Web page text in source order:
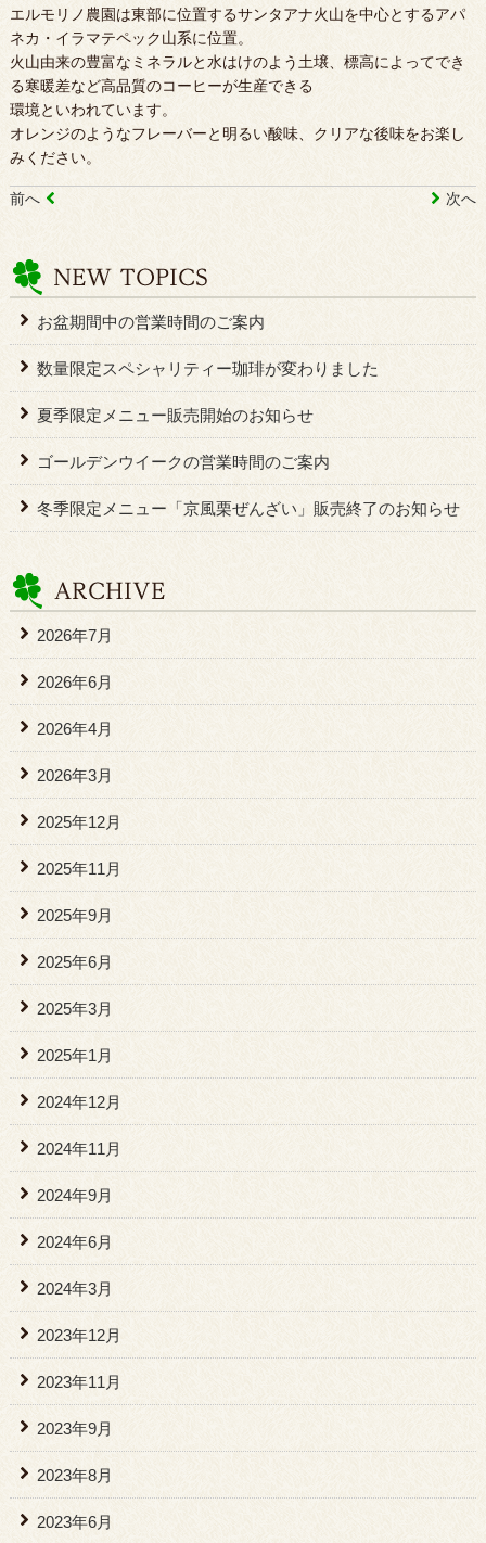
エルモリノ農園は東部に位置するサンタアナ火山を中心とするアパ
ネカ・イラマテペック山系に位置。
火山由来の豊富なミネラルと水はけのよう土壌、標高によってでき
る寒暖差など高品質のコーヒーが生産できる
環境といわれています。
オレンジのようなフレーバーと明るい酸味、クリアな後味をお楽し
みください。
前へ 次へ
お盆期間中の営業時間のご案内
数量限定スペシャリティー珈琲が変わりました
夏季限定メニュー販売開始のお知らせ
ゴールデンウイークの営業時間のご案内
冬季限定メニュー「京風栗ぜんざい」販売終了のお知らせ
2026年7月
2026年6月
2026年4月
2026年3月
2025年12月
2025年11月
2025年9月
2025年6月
2025年3月
2025年1月
2024年12月
2024年11月
2024年9月
2024年6月
2024年3月
2023年12月
2023年11月
2023年9月
2023年8月
2023年6月